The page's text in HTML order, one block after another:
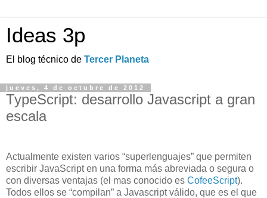
Ideas 3p
El blog técnico de Tercer Planeta
jueves, 4 de octubre de 2012
TypeScript: desarrollo Javascript a gran
escala
Actualmente existen varios “superlenguajes” que permiten
escribir JavaScript en una forma más abreviada o segura o
con diversas ventajas (el mas conocido es CofeeScript).
Todos ellos se “compilan” a Javascript válido, que es el que